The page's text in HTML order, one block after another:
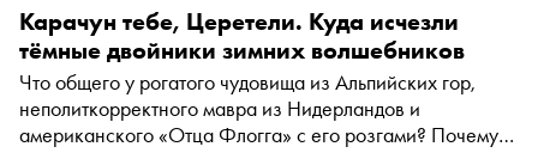
Карачун тебе, Церетели. Куда исчезли
тёмные двойники зимних волшебников
Что общего у рогатого чудовища из Альпийских гор,
неполиткорректного мавра из Нидерландов и
американского «Отца Флогга» с его розгами? Почему